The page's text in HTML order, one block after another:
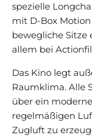
spezielle
mit D-Box
bewegliche Sitze
allem bei
Das Kino legt
Raumklima. Alle
über ein
regelmäßigen
Zugluft zu